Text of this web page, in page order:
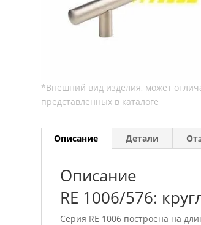
Описание Детали
Описание
RE 1006/576:
Серия RE 1006 построена на